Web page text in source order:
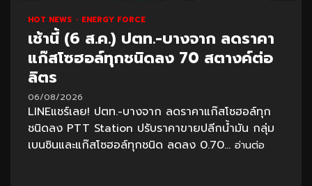
HOT NEWS ENERGY FORCE
เช้านี้ (6 ส.ค.) ปตท.-บางจาก ลดราคา
แก๊สโซฮอล์ทุกชนิดลง 70 สตางค์ต่อ
ลิตร
06/08/2026
LINEแชร์เลย! ปตท.-บางจาก ลดราคาแก๊สโซฮอล์ทุก
ชนิดลง PTT Station ปรับราคาขายปลีกน้ำมัน กลุ่ม
เบนซินและแก๊สโซฮอล์ทุกชนิด ลดลง 0.70... อ่านต่อ